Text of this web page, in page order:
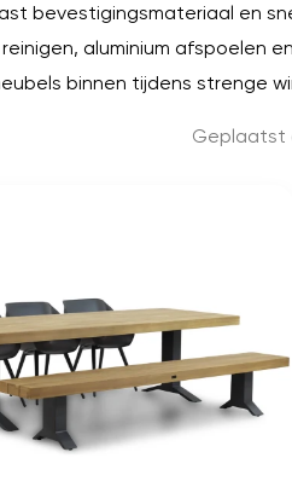
bevestigingsmateriaal en
aluminium afspoelen
binnen tijdens strenge
Geplaatst